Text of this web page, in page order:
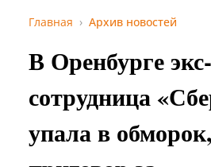
Главная Архив новостей
В Оренбурге экс-
сотрудница
упала в